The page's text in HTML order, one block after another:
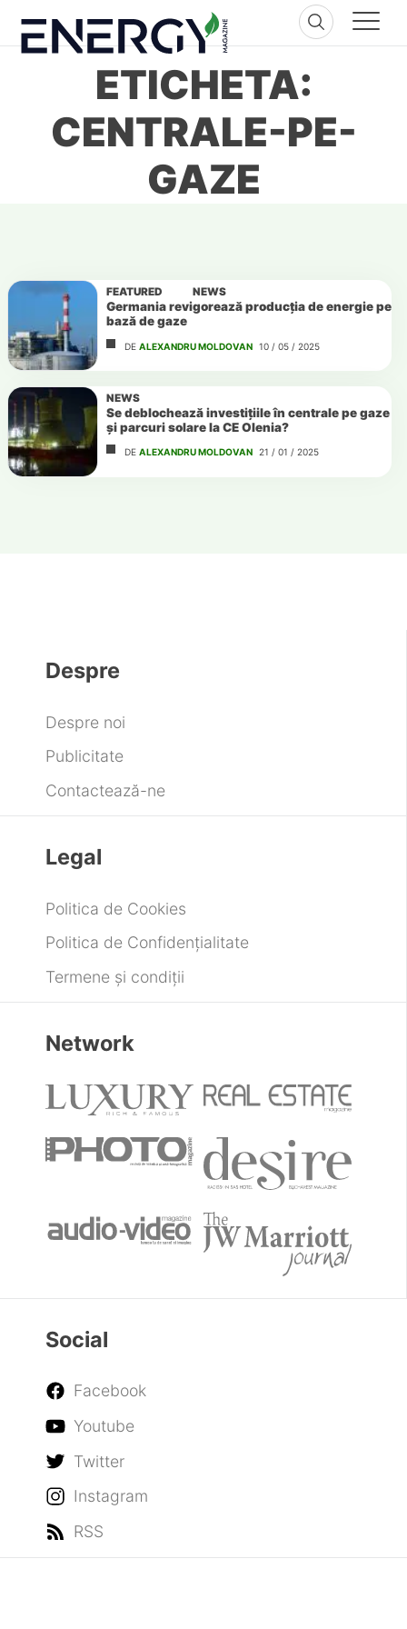
content
ETICHETA:
CENTRALE-PE-
GAZE
FEATURED NEWS
Germania revigorează producția de energie pe
bază de gaze
DE ALEXANDRU MOLDOVAN 10 / 05 / 2025
NEWS
Se deblochează investițiile în centrale pe gaze
și parcuri solare la CE Olenia?
DE ALEXANDRU MOLDOVAN 21 / 01 / 2025
Despre
Despre noi
Publicitate
Contactează-ne
Legal
Politica de Cookies
Politica de Confidențialitate
Termene și condiții
Network
Social
Facebook
Youtube
Twitter
Instagram
RSS